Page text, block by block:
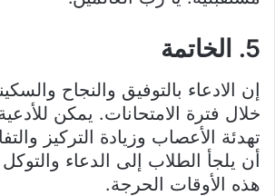
5. الخاتمة
إن الادعاء بالتوفيق والنجاح
خلال فترة الامتحانات. يمكن
تهدئة الأعصاب وزيادة التركيز
أن يلجأ الطلاب إلى الدعاء
هذه الأوقات الحرجة.